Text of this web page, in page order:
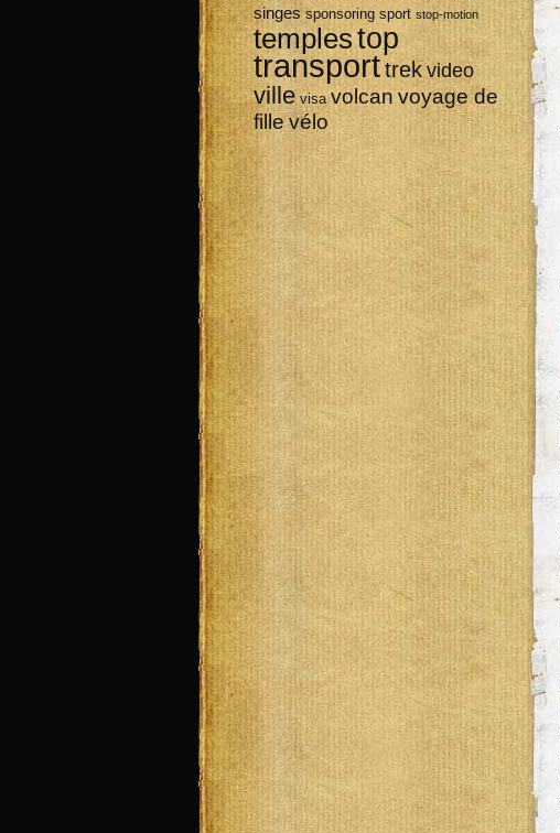
singes sponsoring sport stop-motion
templestop
transporttrek video
ville visa volcan voyage de
fillevélo